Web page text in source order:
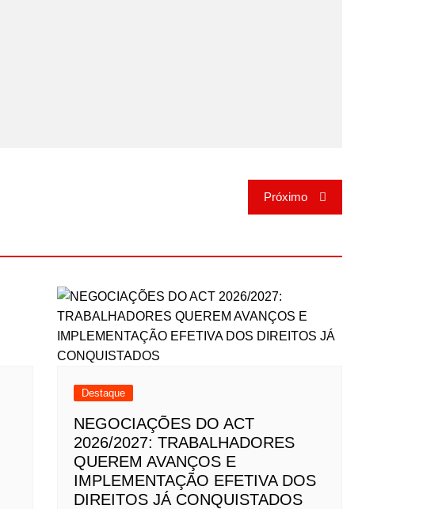
Próximo
Destaque
NEGOCIAÇÕES DO ACT
2026/2027: TRABALHADORES
QUEREM AVANÇOS E
IMPLEMENTAÇÃO EFETIVA DOS
DIREITOS JÁ CONQUISTADOS